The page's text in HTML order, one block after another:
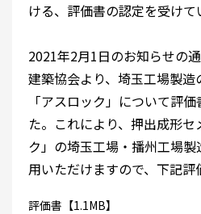
ける、評価書の認定を受けて
2021年2月1日のお知らせの
建築協会より、埼玉工場製
「アスロック」について評
た。これにより、押出成形
ク」の埼玉工場・播州工場
用いただけますので、下記評
評価書【1.1MB】